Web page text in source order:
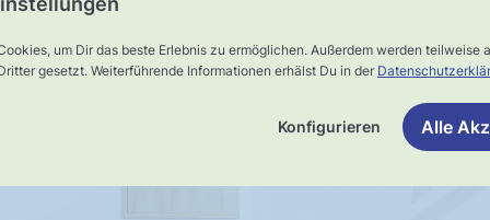
um Dir das beste Erlebnis zu ermöglichen. Außerdem werden teilweise
gesetzt. Weiterführende Informationen erhälst Du in der
Konfigurieren Alle
verlässliche
Lieferung